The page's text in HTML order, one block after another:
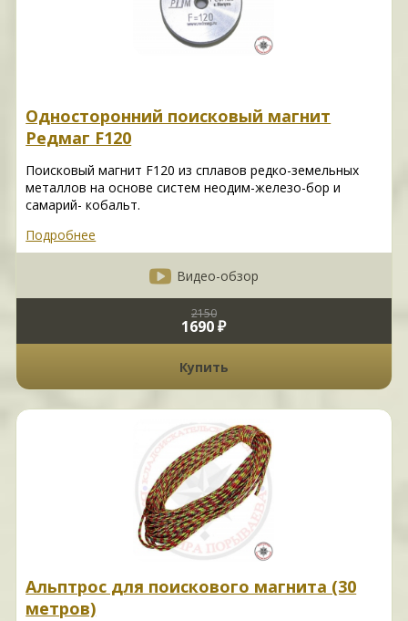
Односторонний поисковый магнит
Редмаг F120
Поисковый магнит F120 из сплавов редко-земельных
металлов на основе систем неодим-железо-бор и
самарий- кобальт.
Подробнее
Видео-обзор
2150
1690 ₽
Купить
Альптрос для поискового магнита (30
метров)